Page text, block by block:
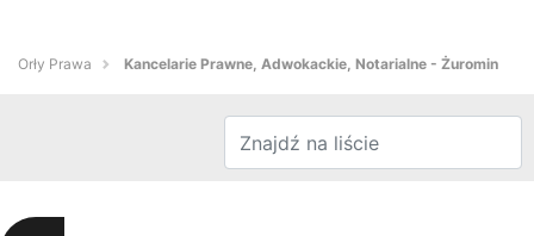
Orły Prawa Kancelarie Prawne, Adwokackie, Notarialne - Żuromin